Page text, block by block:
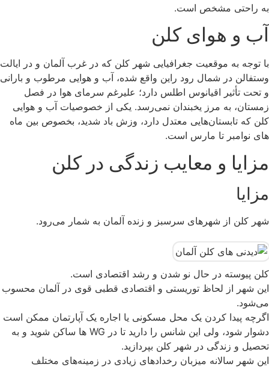
به راحتی مشخص است.
آب و هوای کلن
با توجه به موقعیت جغرافیایی شهر کلن که در غرب آلمان و در ایالت
وستفالن در شمال رود راین واقع شده، آب و هوایی مرطوب و بارانی
و تحت تأثیر اقیانوس اطلس دارد؛ علیرغم سرمای هوا در فصل
زمستان، به مرز یخبندان نمی‌رسد. یکی از خصوصیات آب و هوایی
کلن که تابستان‌هایی معتدل دارد، وزش باد شدید، بخصوص بین ماه
های نوامبر تا مارس است.
مزایا و معایب زندگی در کلن
مزایا
شهر کلن از شهرهای سرسبز و زنده آلمان به شمار می‌رود.
کلن پیوسته در حال نو شدن و رشد اقتصادی است.
این شهر از لحاظ توریستی و اقتصادی قطبی قوی در آلمان محسوب
می‌شود.
اگرچه پیدا کردن یک محل مسکونی یا اجاره یک آپارتمان ممکن است
دشوار شود، ولی این شانس را دارید تا در WG ها ساکن شوید و به
تحصیل و زندگی در شهر کلن بپردازید.
این شهر سالانه میزبان رخدادهای زیادی در زمینه‌های مختلف